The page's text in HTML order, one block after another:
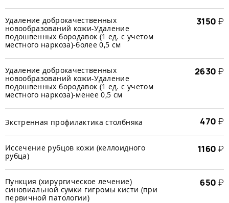
Удаление доброкачественных
новообразований кожи-Удаление
подошвенных бородавок (1 ед. с учетом
местного наркоза)-более 0,5 см
3150 ₽
Удаление доброкачественных
новообразований кожи-Удаление
подошвенных бородавок (1 ед. с учетом
местного наркоза)-менее 0,5 см
2630 ₽
Экстренная профилактика столбняка 470 ₽
Иссечение рубцов кожи (келлоидного
рубца)
1160 ₽
Пункция (хирургическое лечение)
синовиальной сумки гигромы кисти (при
первичной патологии)
650 ₽